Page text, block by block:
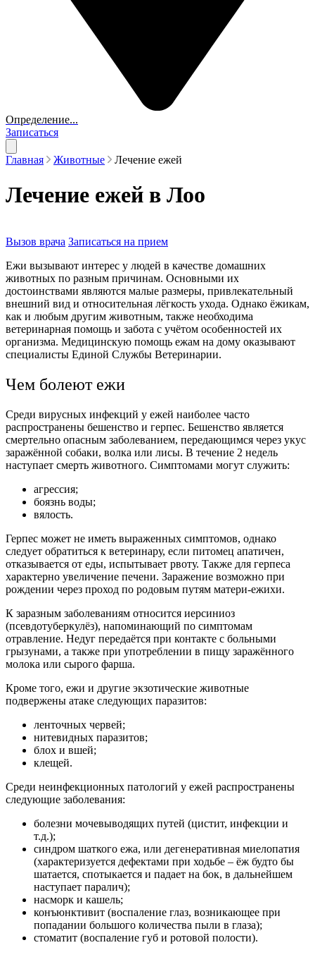
Определение...
Записаться
Главная Животные Лечение ежей
Лечение ежей в Лоо
Вызов врача Записаться на прием
Ежи вызывают интерес у людей в качестве домашних
животных по разным причинам. Основными их
достоинствами являются малые размеры, привлекательный
внешний вид и относительная лёгкость ухода. Однако ёжикам,
как и любым другим животным, также необходима
ветеринарная помощь и забота с учётом особенностей их
организма. Медицинскую помощь ежам на дому оказывают
специалисты Единой Службы Ветеринарии.
Чем болеют ежи
Среди вирусных инфекций у ежей наиболее часто
распространены бешенство и герпес. Бешенство является
смертельно опасным заболеванием, передающимся через укус
заражённой собаки, волка или лисы. В течение 2 недель
наступает смерть животного. Симптомами могут служить:
агрессия;
боязнь воды;
вялость.
Герпес может не иметь выраженных симптомов, однако
следует обратиться к ветеринару, если питомец апатичен,
отказывается от еды, испытывает рвоту. Также для герпеса
характерно увеличение печени. Заражение возможно при
рождении через проход по родовым путям матери-ежихи.
К заразным заболеваниям относится иерсиниоз
(псевдотуберкулёз), напоминающий по симптомам
отравление. Недуг передаётся при контакте с больными
грызунами, а также при употреблении в пищу заражённого
молока или сырого фарша.
Кроме того, ежи и другие экзотические животные
подвержены атаке следующих паразитов:
ленточных червей;
нитевидных паразитов;
блох и вшей;
клещей.
Среди неинфекционных патологий у ежей распространены
следующие заболевания:
болезни мочевыводящих путей (цистит, инфекции и
т.д.);
синдром шаткого ежа, или дегенеративная миелопатия
(характеризуется дефектами при ходьбе – ёж будто бы
шатается, спотыкается и падает на бок, в дальнейшем
наступает паралич);
насморк и кашель;
конъюнктивит (воспаление глаз, возникающее при
попадании большого количества пыли в глаза);
стоматит (воспаление губ и ротовой полости).